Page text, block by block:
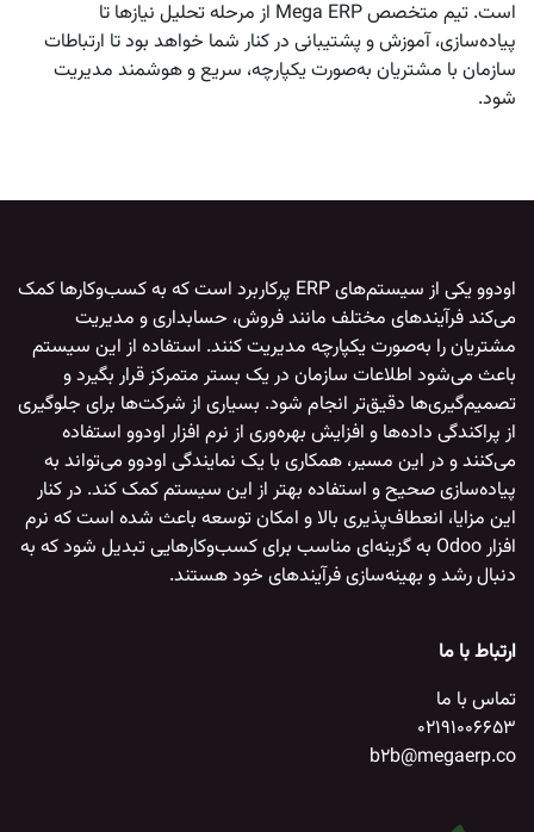
است. تیم متخصص Mega ERP از مرحله تحلیل نیازها تا
پیاده‌سازی، آموزش و پشتیبانی در کنار شما خواهد بود تا ارتباطات
سازمان با مشتریان به‌صورت یکپارچه، سریع و هوشمند مدیریت
شود.
اودوو
یکی از سیستم‌های ERP پرکاربرد است که به کسب‌وکارها کمک
می‌کند فرآیندهای مختلف مانند فروش، حسابداری و مدیریت
مشتریان را به‌صورت یکپارچه مدیریت کنند. استفاده از این سیستم
باعث می‌شود اطلاعات سازمان در یک بستر متمرکز قرار بگیرد و
تصمیم‌گیری‌ها دقیق‌تر انجام شود. بسیاری از شرکت‌ها برای جلوگیری
از پراکندگی داده‌ها و افزایش بهره‌وری از نرم افزار اودوو استفاده
می‌کنند و در این مسیر، همکاری با یک نمایندگی اودوو می‌تواند به
پیاده‌سازی صحیح و استفاده بهتر از این سیستم کمک کند. در کنار
این مزایا، انعطاف‌پذیری بالا و امکان توسعه باعث شده است که نرم
افزار Odoo
به گزینه‌ای مناسب برای کسب‌وکارهایی تبدیل شود که به
دنبال رشد و بهینه‌سازی فرآیندهای خود هستند.
ارتباط با ما
تماس با ما
02191006653
b2b@megaerp.co